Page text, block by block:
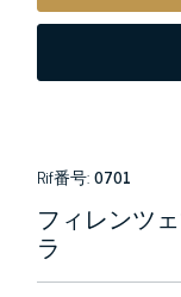
Rif番号:0701
フィレンツ
ラ